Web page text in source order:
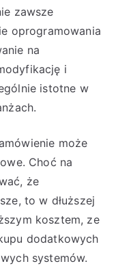
zawsze
oprogramowania
na
i
istotne w
może
Choć na
że
to w dłuższej
kosztem, ze
dodatkowych
systemów.